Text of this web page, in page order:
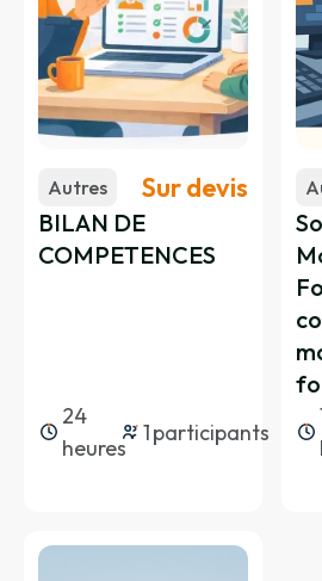
traumatismes
L’arrêt cardiaque
La prise en charge d’une
arrêt cardiaque et la
pour l’adulte, l’enfant et
Les signes du malaise, la
repos, le questionnement
victime et des témoins et
Les brûlures, les plaies et les
Les atteintes du rachis
Les brûlures graves et
Autres Sur devis
BILAN DE
COMPETENCES
24
heures
1participants